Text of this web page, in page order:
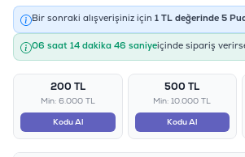
Bir sonraki alışverişiniz için 1 TL değerinde 5
06 saat 14 dakika 45 saniyeiçinde sipariş
200 TL
Min: 6.000 TL
Kodu Al
500 TL
Min: 10.000 TL
Kodu Al